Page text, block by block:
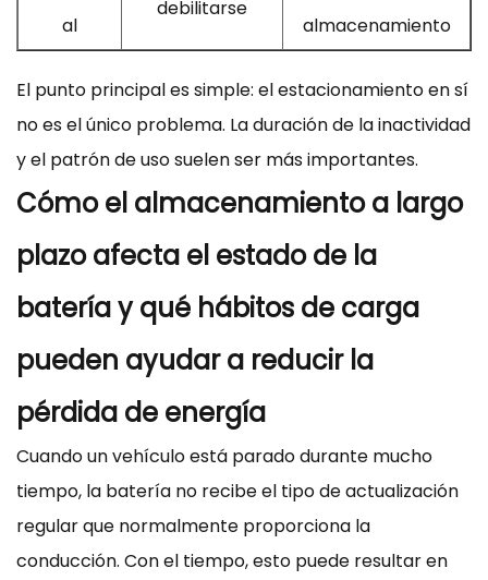
al
debilitarse
almacenamiento
El punto principal es simple: el estacionamiento en sí
no es el único problema. La duración de la inactividad
y el patrón de uso suelen ser más importantes.
Cómo el almacenamiento a largo
plazo afecta el estado de la
batería y qué hábitos de carga
pueden ayudar a reducir la
pérdida de energía
Cuando un vehículo está parado durante mucho
tiempo, la batería no recibe el tipo de actualización
regular que normalmente proporciona la
conducción. Con el tiempo, esto puede resultar en